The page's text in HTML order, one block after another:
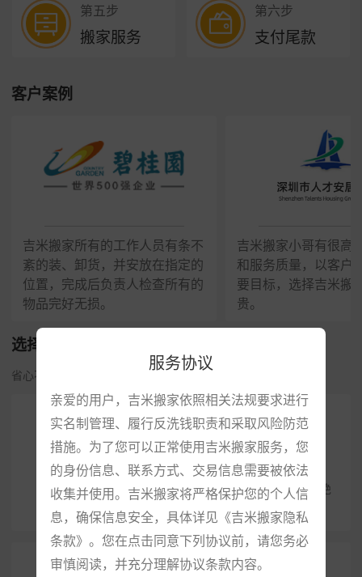
第五步
搬家服务
第六步
支付尾款
客户案例
吉米搬家所有的工作人员有条不
紊的装、卸货，并安放在指定的
位置，完成后负责人检查所有的
物品完好无损。
吉米搬家小哥有很高
和服务质量，以客户
要目标，选择吉米搬
贵。
选择我们的理由
省心不贵·安全便捷·专业服务
专属顾问
打造一对一专属搬家顾
问，快速响应
收费透明
在线下单，明码标价，绝
不坐地起价。
服务协议
亲爱的用户，吉米搬家依照相关法规要求进行
实名制管理、履行反洗钱职责和采取风险防范
措施。为了您可以正常使用吉米搬家服务，您
的身份信息、联系方式、交易信息需要被依法
收集并使用。吉米搬家将严格保护您的个人信
息，确保信息安全，具体详见《吉米搬家隐私
条款》。您在点击同意下列协议前，请您务必
审慎阅读，并充分理解协议条款内容。